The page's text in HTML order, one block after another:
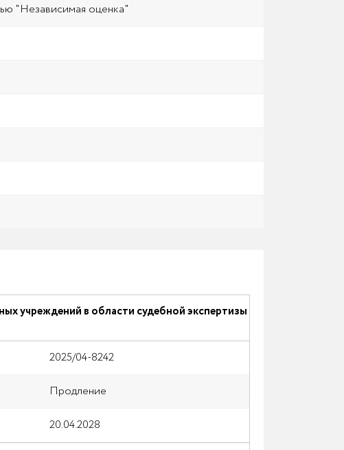
"Независимая оценка"
учреждений в области судебной экспертизы
2025/04-8242
Продление
20.04.2028